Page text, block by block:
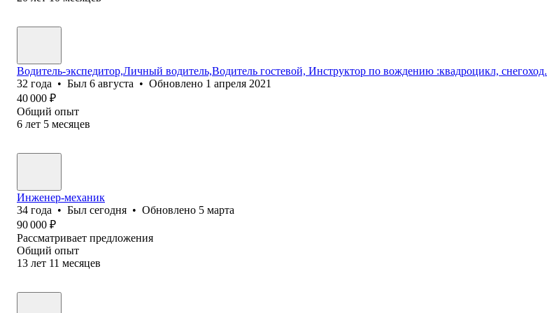
Водитель-экспедитор,Личный водитель,Водитель гостевой, Инструктор по вождению :квадроцикл, снегоход.
32 года • Был 6 августа • Обновлено 1 апреля 2021
40 000 ₽
Общий опыт
6 лет 5 месяцев
Инженер-механик
34 года • Был сегодня • Обновлено 5 марта
90 000 ₽
Рассматривает предложения
Общий опыт
13 лет 11 месяцев